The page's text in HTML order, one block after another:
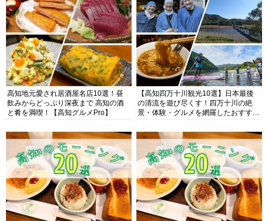
高知地元愛され居酒屋名店10選！昼
飲みからどっぷり深夜まで 高知の酒
と肴を満喫！【高知グルメPro】
【高知四万十川観光10選】日本最後
の清流を遊び尽くす！四万十川の絶
景・体験・グルメを網羅したおすすめ